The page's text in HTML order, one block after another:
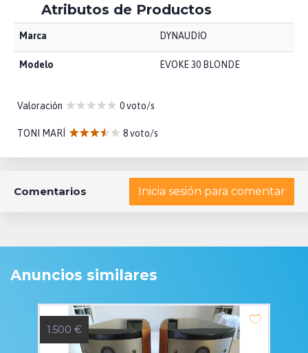
Atributos de Productos
Marca DYNAUDIO
Modelo EVOKE 30 BLONDE
Valoración 0 voto/s
TONI MARÍ 8 voto/s
Inicia sesión para comentar
Comentarios
Anuncios similares
1.500 €